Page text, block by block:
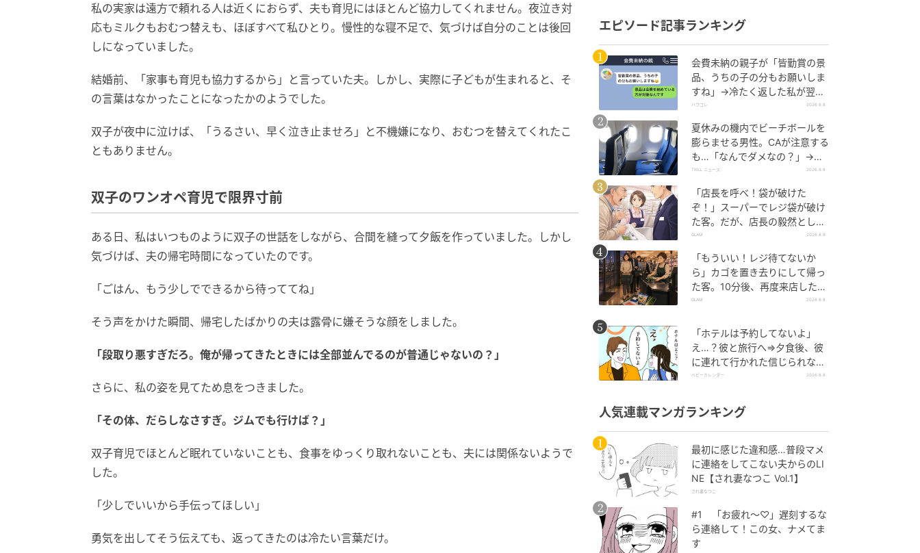
私の実家は遠方で頼れる人は近くにおらず、夫も育児にはほとんど協力してくれません。夜泣き対
応もミルクもおむつ替えも、ほぼすべて私ひとり。慢性的な寝不足で、気づけば自分のことは後回
しになっていました。
結婚前、「家事も育児も協力するから」と言っていた夫。しかし、実際に子どもが生まれると、そ
の言葉はなかったことになったかのようでした。
双子が夜中に泣けば、「うるさい、早く泣き止ませろ」と不機嫌になり、おむつを替えてくれたこ
ともありません。
双子のワンオペ育児で限界寸前
ある日、私はいつものように双子の世話をしながら、合間を縫って夕飯を作っていました。しかし
気づけば、夫の帰宅時間になっていたのです。
「ごはん、もう少しでできるから待っててね」
そう声をかけた瞬間、帰宅したばかりの夫は露骨に嫌そうな顔をしました。
「段取り悪すぎだろ。俺が帰ってきたときには全部並んでるのが普通じゃないの？」
さらに、私の姿を見てため息をつきました。
「その体、だらしなさすぎ。ジムでも行けば？」
双子育児でほとんど眠れていないことも、食事をゆっくり取れないことも、夫には関係ないようで
した。
「少しでいいから手伝ってほしい」
勇気を出してそう伝えても、返ってきたのは冷たい言葉だけ。
エピソード記事ランキング
会費未納の親子が「皆勤賞の景
品、うちの子の分もお願いしま
すね」→冷たく返した私が翌日
謝った理由
ハウコレ 2026.8.8
夏休みの機内でビーチボールを
膨らませる男性。CAが注意する
も…「なんでダメなの？」→直
後、男性を一喝した人物とは？
TRILL ニュース 2026.8.8
「店長を呼べ！袋が破けた
ぞ！」スーパーでレジ袋が破け
た客。だが、店長の毅然とした
態度に空気が一変
GLAM 2026.8.8
「もういい！レジ待てないか
ら」カゴを置き去りにして帰っ
た客。10分後、再度来店した客
に告げた店員の一言
GLAM 2026.8.8
「ホテルは予約してないよ」
え…？彼と旅行へ⇒夕食後、彼
に連れて行かれた信じられない
場所
ベビーカレンダー 2026.8.8
人気連載マンガランキング
最初に感じた違和感…普段マメ
に連絡をしてこない夫からのLI
NE【され妻なつこ Vol.1】
され妻なつこ
#1 「お疲れ〜♡」遅刻するな
ら連絡して！この女、ナメてま
す